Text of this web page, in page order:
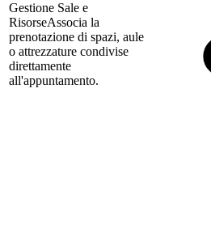
Gestione Sale e
RisorseAssocia la
prenotazione di spazi, aule
o attrezzature condivise
direttamente
all'appuntamento.